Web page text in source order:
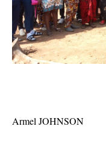
Armel JOHNSON